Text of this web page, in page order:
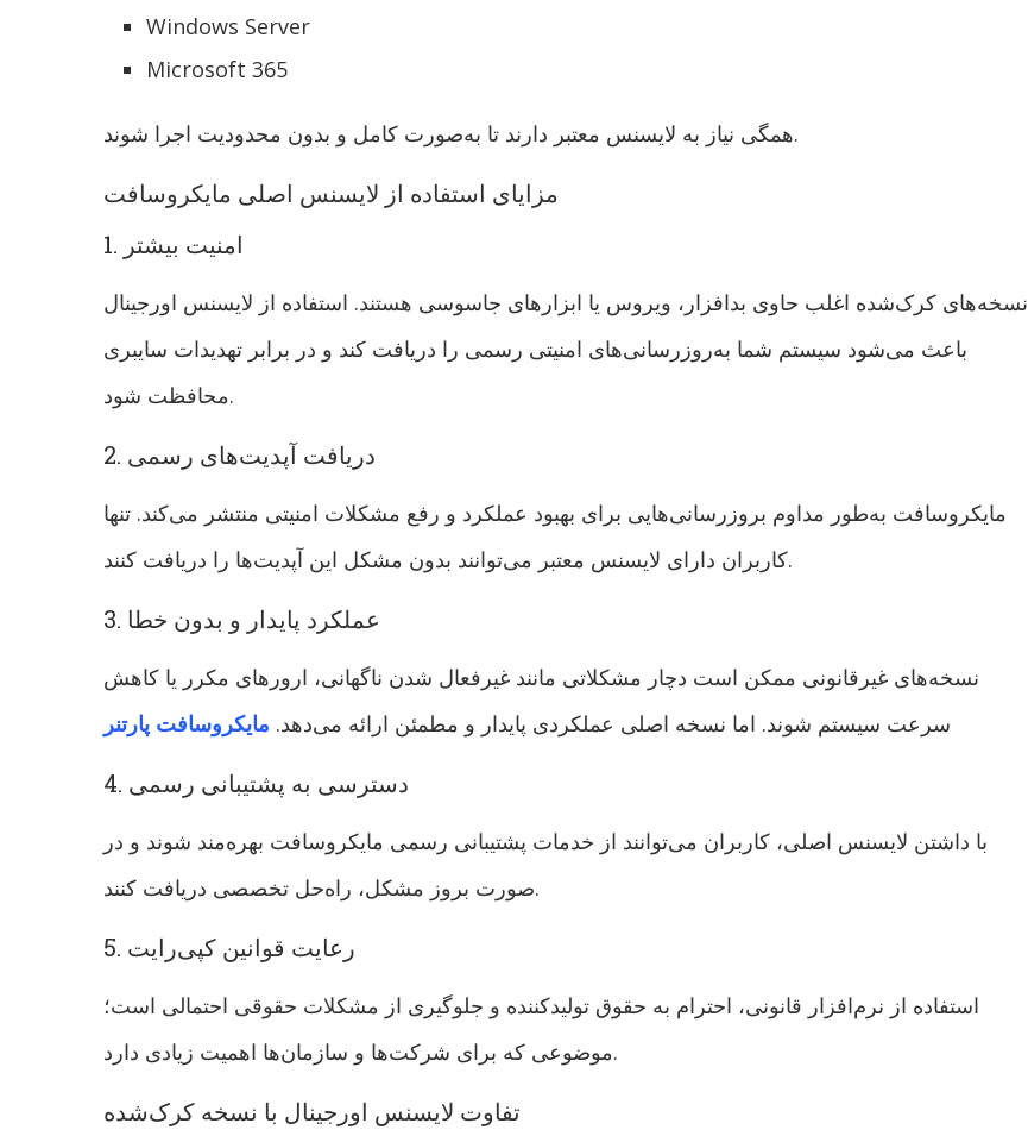
Windows Server
Microsoft 365
همگی نیاز به لایسنس معتبر دارند تا به‌صورت کامل و بدون محدودیت اجرا شوند.
مزایای استفاده از لایسنس اصلی مایکروسافت
1. امنیت بیشتر
نسخه‌های کرک‌شده اغلب حاوی بدافزار، ویروس یا ابزارهای جاسوسی هستند. استفاده از لایسنس اورجینال
باعث می‌شود سیستم شما به‌روزرسانی‌های امنیتی رسمی را دریافت کند و در برابر تهدیدات سایبری
محافظت شود.
2. دریافت آپدیت‌های رسمی
مایکروسافت به‌طور مداوم بروزرسانی‌هایی برای بهبود عملکرد و رفع مشکلات امنیتی منتشر می‌کند. تنها
کاربران دارای لایسنس معتبر می‌توانند بدون مشکل این آپدیت‌ها را دریافت کنند.
3. عملکرد پایدار و بدون خطا
نسخه‌های غیرقانونی ممکن است دچار مشکلاتی مانند غیرفعال شدن ناگهانی، ارورهای مکرر یا کاهش
سرعت سیستم شوند. اما نسخه اصلی عملکردی پایدار و مطمئن ارائه می‌دهد. مایکروسافت پارتنر
4. دسترسی به پشتیبانی رسمی
با داشتن لایسنس اصلی، کاربران می‌توانند از خدمات پشتیبانی رسمی مایکروسافت بهره‌مند شوند و در
صورت بروز مشکل، راه‌حل تخصصی دریافت کنند.
5. رعایت قوانین کپی‌رایت
استفاده از نرم‌افزار قانونی، احترام به حقوق تولیدکننده و جلوگیری از مشکلات حقوقی احتمالی است؛
موضوعی که برای شرکت‌ها و سازمان‌ها اهمیت زیادی دارد.
تفاوت لایسنس اورجینال با نسخه کرک‌شده